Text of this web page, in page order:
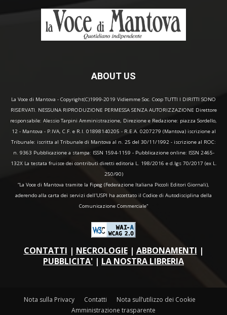
ABOUT US
La Voce di Mantova - Copyright(C)1999-2019 Vidiemme Soc. Coop TUTTI I DIRITTI SONO
RISERVATI. NESSUNA RIPRODUZIONE PERMESSA SENZA AUTORIZZAZIONE Direttore
responsabile: Alessio Tarpini Amministrazione, Direzione e Redazione: piazza Sordello,
12 - Mantova - P.IVA, C.F. e R.I. 01898140205 - R.E.A. 0207279 (Mantova) iscrizione al
Tribunale: iscritta al Tribunale di Mantova al n. 25 del 30/11/1992 - iscrizione al ROC:
n. 9363 Pubblicazione a stampa: ISSN 1594-1159 - Pubblicazione online: ISSN 2465-
132X La testata fruisce dei contributi diretti editoria L. 198/2016 e d.lgs 70/2017 (ex L.
250/90)
“La Voce di Mantova tramite la Fipeg (Federazione Italiana Piccoli Editori Giornali),
aderendo alla carta dei servizi dell'USPI ha accettato il Codice di Autodisciplina della
Comunicazione Commerciale"
CONTATTI | NECROLOGIE| ABBONAMENTI |
PUBBLICITA' | LA NOSTRA LIBRERIA
Nota sulla Privacy Contatti
Nota sull’utilizzo dei Cookie
Amministrazione trasparente